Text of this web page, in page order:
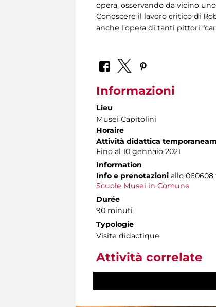
opera, osservando da vicino
Conoscere il lavoro critico di
anche l’opera di tanti pittori
Informazioni
Lieu
Musei Capitolini
Horaire
Attività didattica
Fino al 10 gennaio 2021
Information
Info e prenotazioni allo 060608
Scuole Musei in Comune
Durée
90 minuti
Typologie
Visite didactique
Attività correlate